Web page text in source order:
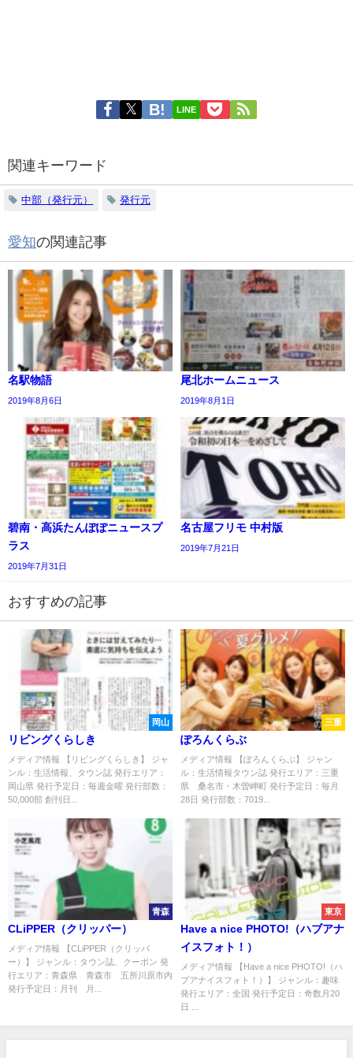
LINE
関連キーワード
中部（発行元） 発行元
愛知の関連記事
名駅物語
2019年8月6日
尾北ホームニュース
2019年8月1日
碧南・高浜たんぽぽニュースプ
ラス
2019年7月31日
名古屋フリモ 中村版
2019年7月21日
おすすめの記事
岡山
リビングくらしき
メディア情報 【リビングくらしき】 ジャ
ンル：生活情報、タウン誌 発行エリア：
岡山県 発行予定日：毎週金曜 発行部数：
50,000部 創刊日...
三重
ぽろんくらぶ
メディア情報 【ぽろんくらぶ】 ジャン
ル：生活情報タウン誌 発行エリア：三重
県 桑名市・木曽岬町 発行予定日：毎月
28日 発行部数：7019...
青森
CLiPPER（クリッパー）
メディア情報 【CLiPPER（クリッパ
ー）】 ジャンル：タウン誌、クーポン 発
行エリア：青森県 青森市 五所川原市内
発行予定日：月刊 月...
東京
Have a nice PHOTO!（ハブアナ
イスフォト！）
メディア情報 【Have a nice PHOTO!（ハ
ブアナイスフォト！）】 ジャンル：趣味
発行エリア：全国 発行予定日：奇数月20
日 ...